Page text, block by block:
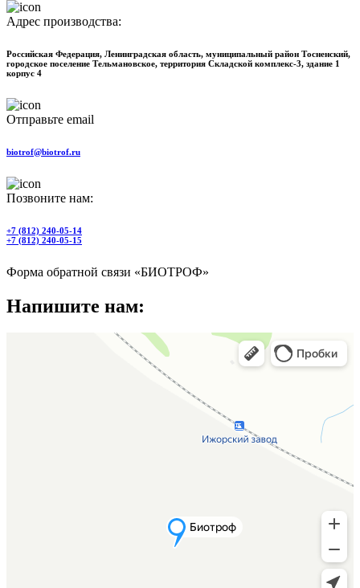
Адрес производства:
Российская Федерация, Ленинградская область, муниципальный район Тосненский,
городское поселение Тельмановское, территория Складской комплекс-3, здание 1
корпус 4
Отправьте email
biotrof@biotrof.ru
Позвоните нам:
+7 (812) 240-05-14
+7 (812) 240-05-15
Форма обратной связи «БИОТРОФ»
Напишите нам: